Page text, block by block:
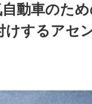
自動車のた
けするアセ